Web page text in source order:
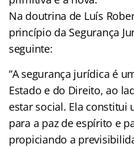
Na doutrina de Luís
princípio da Segurança
seguinte:
“A segurança jurídica é
Estado e do Direito, ao
estar social. Ela
para a paz de espírito e
propiciando a